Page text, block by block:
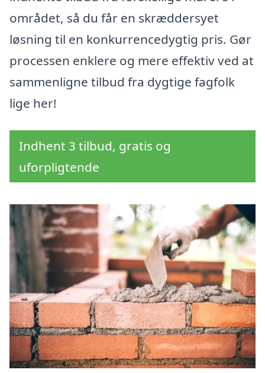
området, så du får en skræddersyet
løsning til en konkurrencedygtig pris. Gør
processen enklere og mere effektiv ved at
sammenligne tilbud fra dygtige fagfolk
lige her!
Indhent 3 tilbud, gratis og
uforpligtende